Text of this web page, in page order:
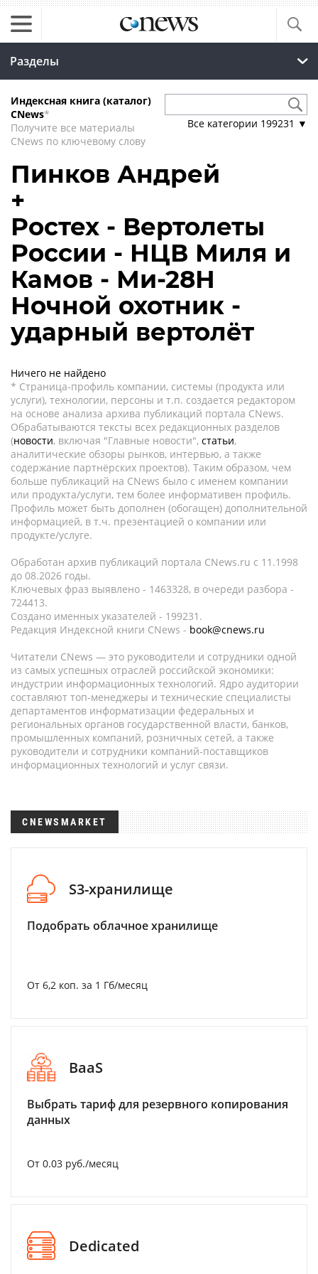
Разделы
Индексная книга (каталог)
CNews*
Получите все материалы
CNews по ключевому слову
Все категории 199231 ▼
Пинков Андрей
+
Ростех - Вертолеты
России - НЦВ Миля и
Камов - Ми-28Н
Ночной охотник -
ударный вертолёт
Ничего не найдено
* Страница-профиль компании, системы (продукта или
услуги), технологии, персоны и т.п. создается редактором
на основе анализа архива публикаций портала CNews.
Обрабатываются тексты всех редакционных разделов
(новости, включая "Главные новости", статьи,
аналитические обзоры рынков, интервью, а также
содержание партнёрских проектов). Таким образом, чем
больше публикаций на CNews было с именем компании
или продукта/услуги, тем более информативен профиль.
Профиль может быть дополнен (обогащен) дополнительной
информацией, в т.ч. презентацией о компании или
продукте/услуге.
Обработан архив публикаций портала CNews.ru c 11.1998
до 08.2026 годы.
Ключевых фраз выявлено - 1463328, в очереди разбора -
724413.
Создано именных указателей - 199231.
Редакция Индексной книги CNews - book@cnews.ru
Читатели CNews — это руководители и сотрудники одной
из самых успешных отраслей российской экономики:
индустрии информационных технологий. Ядро аудитории
составляют топ-менеджеры и технические специалисты
департаментов информатизации федеральных и
региональных органов государственной власти, банков,
промышленных компаний, розничных сетей, а также
руководители и сотрудники компаний-поставщиков
информационных технологий и услуг связи.
CNEWSMARKET
S3-хранилище
Подобрать облачное хранилище
От 6,2 коп. за 1 Гб/месяц
BaaS
Выбрать тариф для резервного копирования
данных
От 0.03 руб./месяц
Dedicated